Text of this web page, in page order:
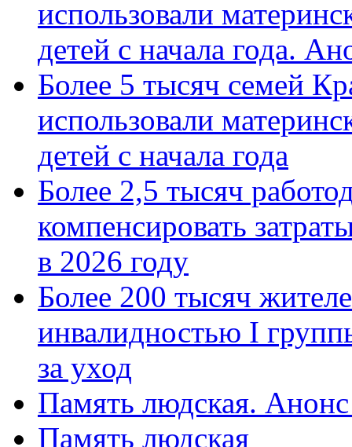
использовали
детей с начала года.
Более 5 тысяч семей
использовали
детей с начала года
Более 2,5 тысяч
компенсировать
в 2026 году
Более 200 тысяч
инвалидностью I
за уход
Память людская.
Память людская